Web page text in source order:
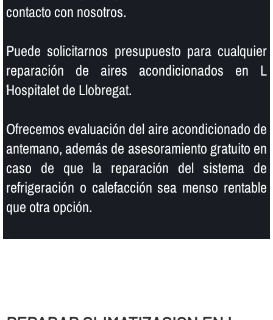
contacto con nosotros.
Puede solicitarnos presupuesto para cualquier
reparación de aires acondicionados en L
´Hospitalet de Llobregat.
Ofrecemos evaluación del aire acondicionado de
antemano, además de asesoramiento gratuito en
caso de que la reparación del sistema de
refrigeración o calefacción sea menso rentable
que otra opción.